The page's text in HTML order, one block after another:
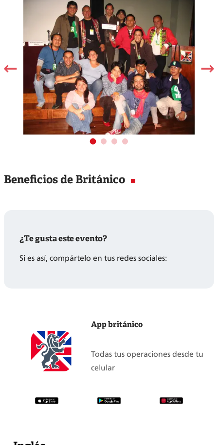
Beneficios de Británico
¿Te gusta este evento?
Si es así, compártelo en tus redes sociales:
App británico
Todas tus operaciones desde tu
celular